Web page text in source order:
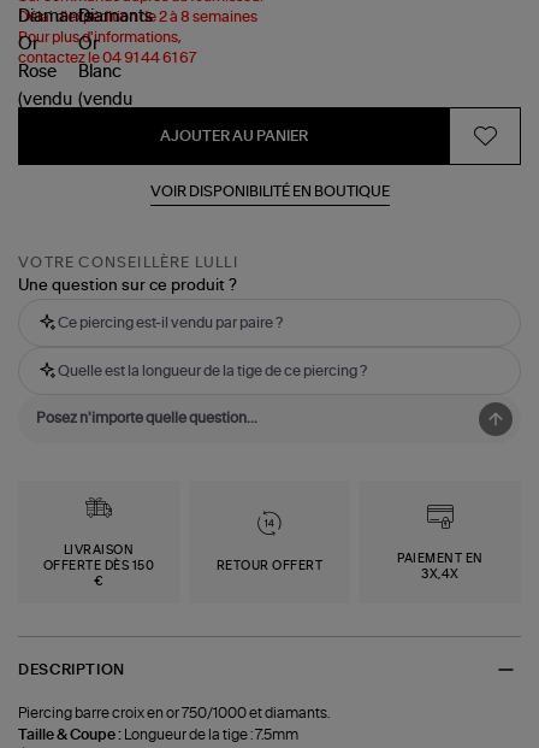
Délai d'expédition de 2 à 8 semaines
Pour plus d'informations,
contactez le 04 91 44 61 67
AJOUTER AU PANIER
VOIR DISPONIBILITÉ EN BOUTIQUE
VOTRE CONSEILLÈRE LULLI
Une question sur ce produit ?
Ce piercing est-il vendu par paire ?
Quelle est la longueur de la tige de ce piercing ?
LIVRAISON
OFFERTE DÈS 150
€
RETOUR OFFERT
PAIEMENT EN
3X,4X
DESCRIPTION
Piercing barre croix en or 750/1000 et diamants.
Taille & Coupe : Longueur de la tige : 7.5mm